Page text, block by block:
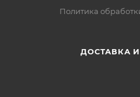
Политика
ДОСТАВКА